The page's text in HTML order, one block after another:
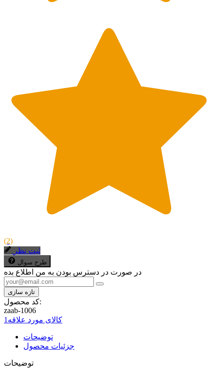
(2)
ثبت نظر
طرح سوال
در صورت در دسترس بودن به من اطلاع بده
کد محصول:
zaab-1006
کالای مورد علاقه 1
توضیحات
جزئیات محصول
توضیحات